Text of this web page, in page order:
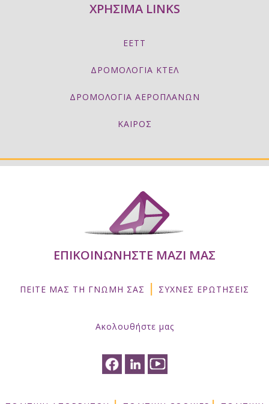
ΧΡΗΣΙΜΑ LINKS
ΕΕΤΤ
ΔΡΟΜΟΛΟΓΙΑ ΚΤΕΛ
ΔΡΟΜΟΛΟΓΙΑ ΑΕΡΟΠΛΑΝΩΝ
ΚΑΙΡΟΣ
ΕΠΙΚΟΙΝΩΝΗΣΤΕ ΜΑΖΙ ΜΑΣ
ΠΕΙΤΕ ΜΑΣ ΤΗ ΓΝΩΜΗ ΣΑΣ | ΣΥΧΝΕΣ ΕΡΩΤΗΣΕΙΣ
Ακολουθήστε μας